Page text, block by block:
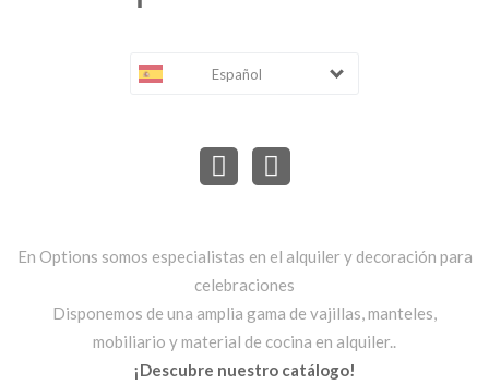
Español
En Options somos especialistas en el alquiler y decoración para
celebraciones
Disponemos de una amplia gama de vajillas, manteles,
mobiliario y material de cocina en alquiler..
¡Descubre nuestro catálogo!